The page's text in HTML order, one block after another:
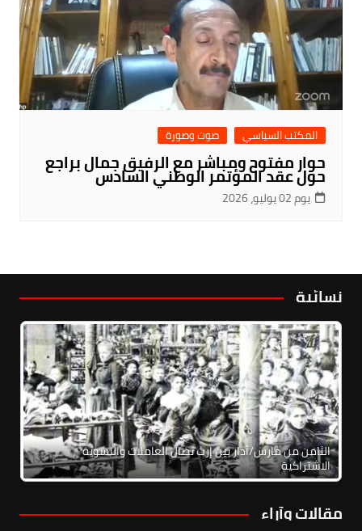
المكتب السياسي صوت وصورة
حوار مفتوح ومباشر مع الرفيق جمال براجع
حول عقد المؤتمر الوطني السادس
يوم 02 يوليو، 2026
نسائية
الثامن من مارس/آذار بين إرث نضال العاملات والنسوية
الاشتراكية
مقالات وآراء